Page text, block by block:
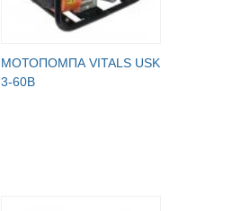
МОТОПОМПА VITALS USK
3-60B